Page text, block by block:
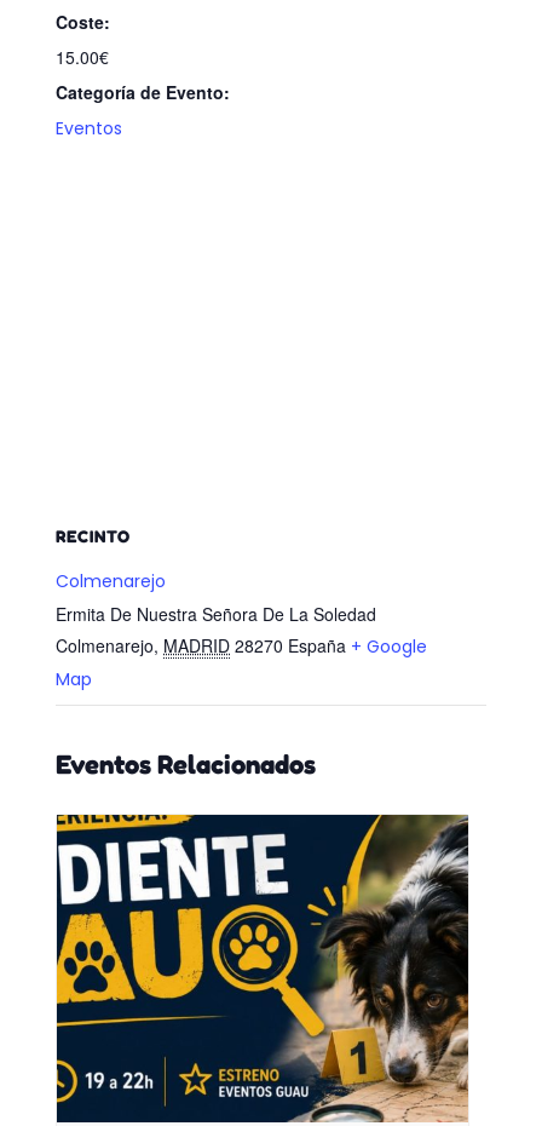
Coste:
15.00€
Categoría de Evento:
Eventos
RECINTO
Colmenarejo
Ermita De Nuestra Señora De La Soledad
Colmenarejo, MADRID 28270 España + Google
Map
Eventos Relacionados